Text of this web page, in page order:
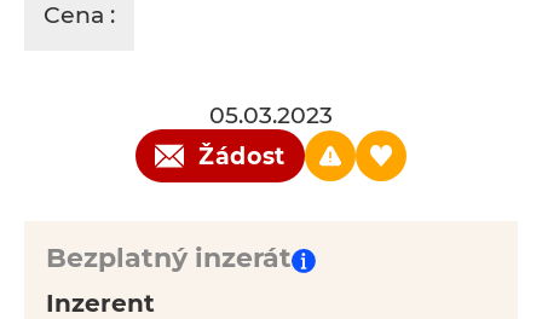
Cena :
05.03.2023
Žádost
Bezplatný inzerát
Inzerent